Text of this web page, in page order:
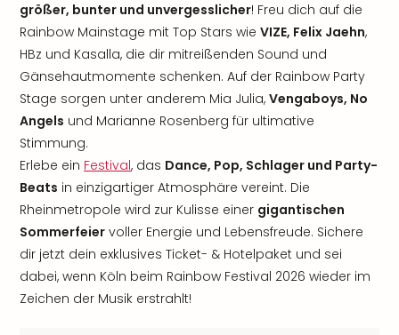
größer, bunter und unvergesslicher! Freu dich auf die
Rainbow Mainstage mit Top Stars wie VIZE, Felix Jaehn,
HBz und Kasalla, die dir mitreißenden Sound und
Gänsehautmomente schenken. Auf der Rainbow Party
Stage sorgen unter anderem Mia Julia, Vengaboys, No
Angels und Marianne Rosenberg für ultimative
Stimmung.
Erlebe ein Festival, das Dance, Pop, Schlager und Party-
Beats in einzigartiger Atmosphäre vereint. Die
Rheinmetropole wird zur Kulisse einer gigantischen
Sommerfeier voller Energie und Lebensfreude. Sichere
dir jetzt dein exklusives Ticket- & Hotelpaket und sei
dabei, wenn Köln beim Rainbow Festival 2026 wieder im
Zeichen der Musik erstrahlt!